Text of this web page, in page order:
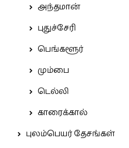
அந்தமான்
புதுச்சேரி
பெங்களூர்
மும்பை
டெல்லி
காரைக்கால்
புலம்பெயர் தேசங்கள்